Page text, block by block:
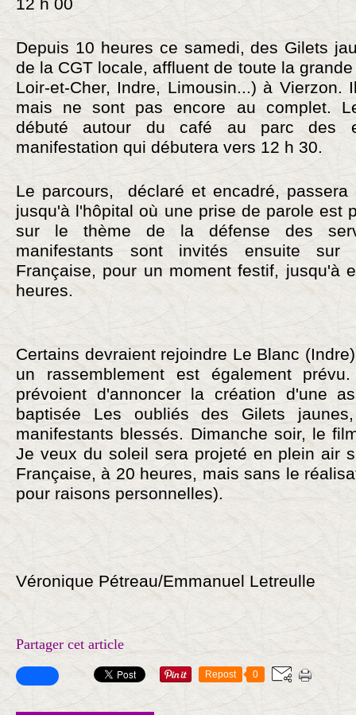
Depuis 10 heures ce samedi, des Gilets
de la CGT locale, affluent de toute la
Loir-et-Cher, Indre, Limousin...) à Vierzon.
mais ne sont pas encore au complet.
débuté autour du café au parc des
manifestation qui débutera vers 12 h 30.
Le parcours, déclaré et encadré, passera
jusqu'à l'hôpital où une prise de parole est
sur le thème de la défense des
manifestants sont invités ensuite sur
Française, pour un moment festif, jusqu'à
heures.
Certains devraient rejoindre Le Blanc
un rassemblement est également
prévoient d'annoncer la création d'une
baptisée Les oubliés des Gilets
manifestants blessés. Dimanche soir, le
Je veux du soleil sera projeté en plein air
Française, à 20 heures, mais sans le
pour raisons personnelles).
Véronique Pétreau/Emmanuel Letreulle
Partager cet article
Repost 0